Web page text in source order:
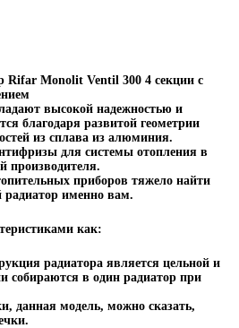
Rifar Monolit Ventil 300 4 секции с
высокой надежностью и
благодаря развитой геометрии
из сплава из алюминия.
для системы отопления в
производителя.
приборов тяжело найти
радиатор именно вам.
как:
радиатора является цельной и
собираются в один радиатор при
данная модель, можно сказать,